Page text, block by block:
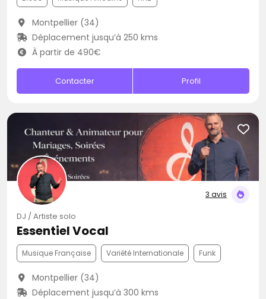
Montpellier (34)
Déplacement jusqu’à 250 kms
À partir de 490€
Contacter Profil
3 avis
DJ / Artiste solo
Essentiel Vocal
Musique Française Variété Internationale Funk
Montpellier (34)
Déplacement jusqu’à 300 kms